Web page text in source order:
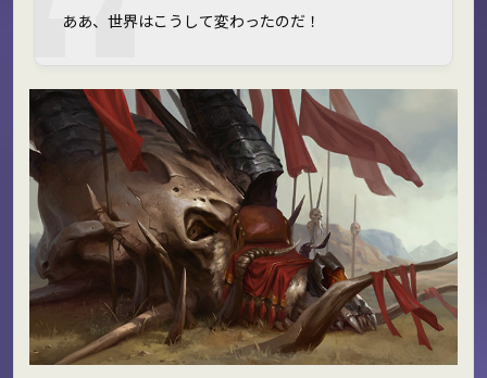
ああ、世界はこうして変わったのだ！